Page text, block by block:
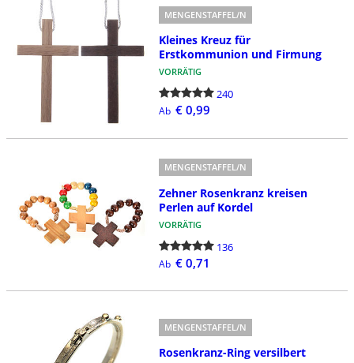
MENGENSTAFFEL/N
Kleines Kreuz für
Erstkommunion und Firmung
VORRÄTIG
240
Ab € 0,99
MENGENSTAFFEL/N
Zehner Rosenkranz kreisen
Perlen auf Kordel
VORRÄTIG
136
Ab € 0,71
MENGENSTAFFEL/N
Rosenkranz-Ring versilbert